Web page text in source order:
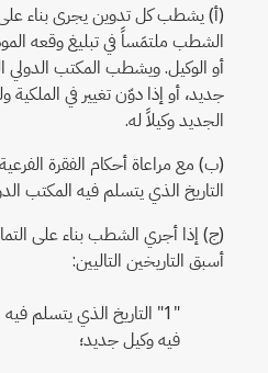
الشطب ملتمَساً في تبليغ وقعه
أو الوكيل. ويشطب المكتب الدولي
جديد، أو إذا دوّن تغيير في
الجديد وكيلاً له.
(ب) مع مراعاة أحكام الفقرة
التاريخ الذي يتسلم فيه المكتب
(ج) إذا أجري الشطب بناء على
أسبق التاريخين التاليين:
"1" التاريخ الذي يتسلم
فيه وكيل جديد؛